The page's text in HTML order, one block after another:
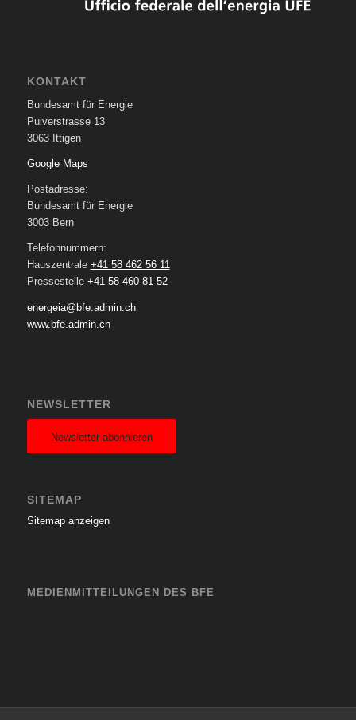
KONTAKT
Bundesamt für Energie
Pulverstrasse 13
3063 Ittigen
Google Maps
Postadresse:
Bundesamt für Energie
3003 Bern
Telefonnummern:
Hauszentrale +41 58 462 56 11
Pressestelle +41 58 460 81 52
energeia@bfe.admin.ch
www.bfe.admin.ch
NEWSLETTER
Newsletter abonnieren
SITEMAP
Sitemap anzeigen
MEDIENMITTEILUNGEN DES BFE